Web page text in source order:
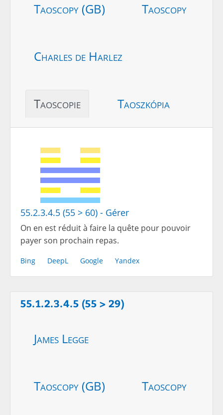
Taoscopy (GB) Taoscopy
Charles de Harlez
Taoscopie Taoszkópia
55.2.3.4.5 (55 > 60) - Gérer
On en est réduit à faire la quête pour pouvoir
payer son prochain repas.
Bing DeepL Google Yandex
55.1.2.3.4.5 (55 > 29)
James Legge
Taoscopy (GB) Taoscopy